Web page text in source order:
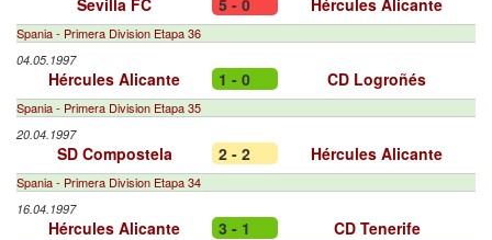
Sevilla FC 5 - 0 Hércules Alicante
Spania - Primera Division Etapa 36
04.05.1997
Hércules Alicante 1 - 0 CD Logroñés
Spania - Primera Division Etapa 35
20.04.1997
SD Compostela 2 - 2 Hércules Alicante
Spania - Primera Division Etapa 34
16.04.1997
Hércules Alicante 3 - 1 CD Tenerife